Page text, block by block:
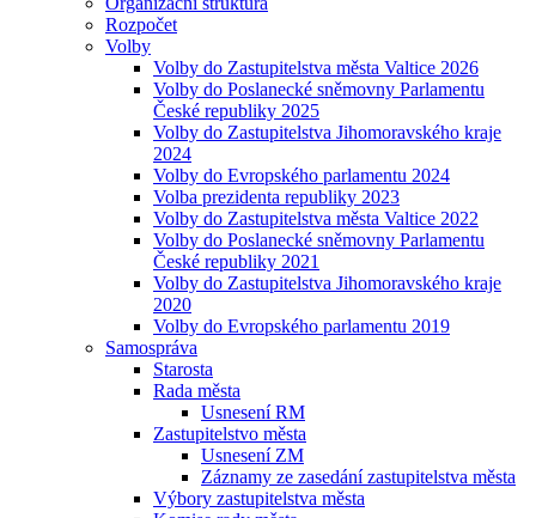
Rozpočet
Volby
Volby do Zastupitelstva města Valtice 2026
Volby do Poslanecké sněmovny Parlamentu
České republiky 2025
Volby do Zastupitelstva Jihomoravského kraje
2024
Volby do Evropského parlamentu 2024
Volba prezidenta republiky 2023
Volby do Zastupitelstva města Valtice 2022
Volby do Poslanecké sněmovny Parlamentu
České republiky 2021
Volby do Zastupitelstva Jihomoravského kraje
2020
Volby do Evropského parlamentu 2019
Samospráva
Starosta
Rada města
Usnesení RM
Zastupitelstvo města
Usnesení ZM
Záznamy ze zasedání zastupitelstva města
Výbory zastupitelstva města